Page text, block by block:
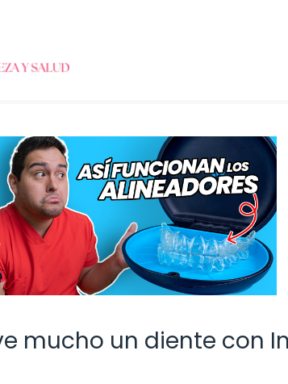
mucho un diente con